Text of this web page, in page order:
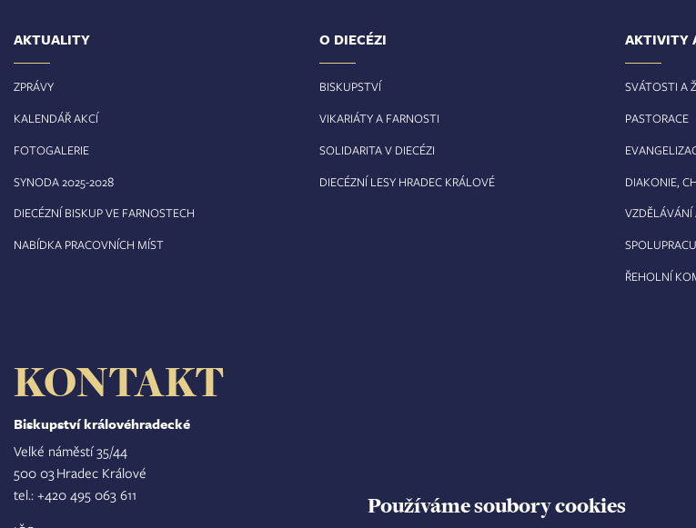
Používáme soubory cookies
AKTUALITY
ZPRÁVY
KALENDÁŘ AKCÍ
FOTOGALERIE
SYNODA 2025-2028
DIECÉZNÍ BISKUP VE FARNOSTECH
NABÍDKA PRACOVNÍCH MÍST
O DIECÉZI
BISKUPSTVÍ
VIKARIÁTY A FARNOSTI
SOLIDARITA V DIECÉZI
DIECÉZNÍ LESY HRADEC KRÁLOVÉ
AKTIVITY
SVÁTOSTI A
PASTORACE
DIAKONIE,
VZDĚLÁVÁNÍ
ŘEHOLNÍ
KONTAKT
Biskupství královéhradecké
Velké náměstí 35/44
500 03 Hradec Králové
tel.: +420 495 063 611